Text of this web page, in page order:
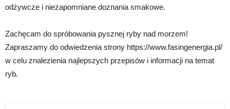
odżywcze i niezapomniane doznania smakowe.
Zachęcam do spróbowania pysznej ryby nad morzem!
Zapraszamy do odwiedzenia strony https://www.fasingenergia.pl/
w celu znalezienia najlepszych przepisów i informacji na temat
ryb.